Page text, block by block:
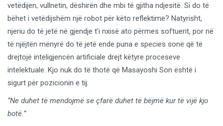
vetëdijen, vullnetin, dëshirën dhe mbi të gjitha ndjesitë. Si do të
bëhet i vetëdijshëm një robot për këto reflektime? Natyrisht,
njeriu do të jetë në gjendje t’i nxisë ato përmes softuerit, por në
të njëjtën mënyrë do të jetë ende puna e species sonë që të
drejtojë inteligjencën artificiale drejt këtyre proceseve
intelektuale. Kjo nuk do të thotë që Masayoshi Son është i
sigurt për pozicionin e tij:
“Ne duhet të mendojmë se çfarë duhet të bëjmë kur të vijë kjo
botë.”